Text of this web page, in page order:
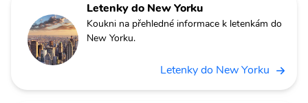
Letenky do New Yorku
Koukni na přehledné informace k letenkám do
New Yorku.
Letenky do New Yorku